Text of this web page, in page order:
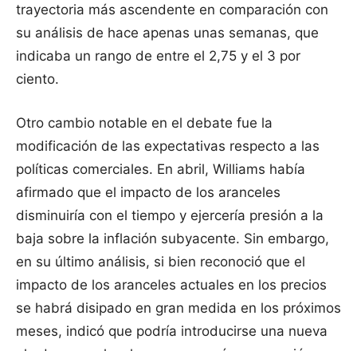
trayectoria más ascendente en comparación con
su análisis de hace apenas unas semanas, que
indicaba un rango de entre el 2,75 y el 3 por
ciento.
Otro cambio notable en el debate fue la
modificación de las expectativas respecto a las
políticas comerciales. En abril, Williams había
afirmado que el impacto de los aranceles
disminuiría con el tiempo y ejercería presión a la
baja sobre la inflación subyacente. Sin embargo,
en su último análisis, si bien reconoció que el
impacto de los aranceles actuales en los precios
se habrá disipado en gran medida en los próximos
meses, indicó que podría introducirse una nueva